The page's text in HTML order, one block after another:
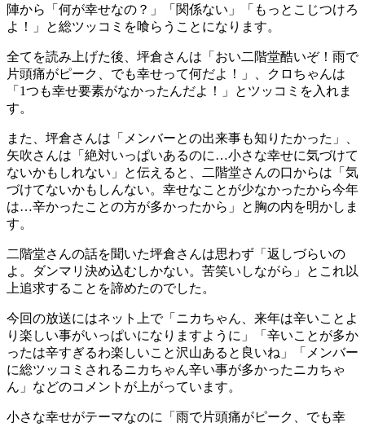
陣から「何が幸せなの？」「関係ない」「もっとこじつけろ
よ！」と総ツッコミを喰らうことになります。
全てを読み上げた後、坪倉さんは「おい二階堂酷いぞ！雨で
片頭痛がピーク、でも幸せって何だよ！」、クロちゃんは
「1つも幸せ要素がなかったんだよ！」とツッコミを入れま
す。
また、坪倉さんは「メンバーとの出来事も知りたかった」、
矢吹さんは「絶対いっぱいあるのに…小さな幸せに気づけて
ないかもしれない」と伝えると、二階堂さんの口からは「気
づけてないかもしんない。幸せなことが少なかったから今年
は…辛かったことの方が多かったから」と胸の内を明かしま
す。
二階堂さんの話を聞いた坪倉さんは思わず「返しづらいの
よ。ダンマリ決め込むしかない。苦笑いしながら」とこれ以
上追求することを諦めたのでした。
今回の放送にはネット上で「ニカちゃん、来年は辛いことよ
り楽しい事がいっぱいになりますように」「辛いことが多か
ったは辛すぎるわ楽しいこと沢山あると良いね」「メンバー
に総ツッコミされるニカちゃん辛い事が多かったニカちゃ
ん」などのコメントが上がっています。
小さな幸せがテーマなのに「雨で片頭痛がピーク、でも幸